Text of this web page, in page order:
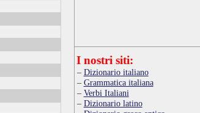
I nostri siti:
Dizionario italiano
Grammatica italiana
Verbi Italiani
Dizionario latino